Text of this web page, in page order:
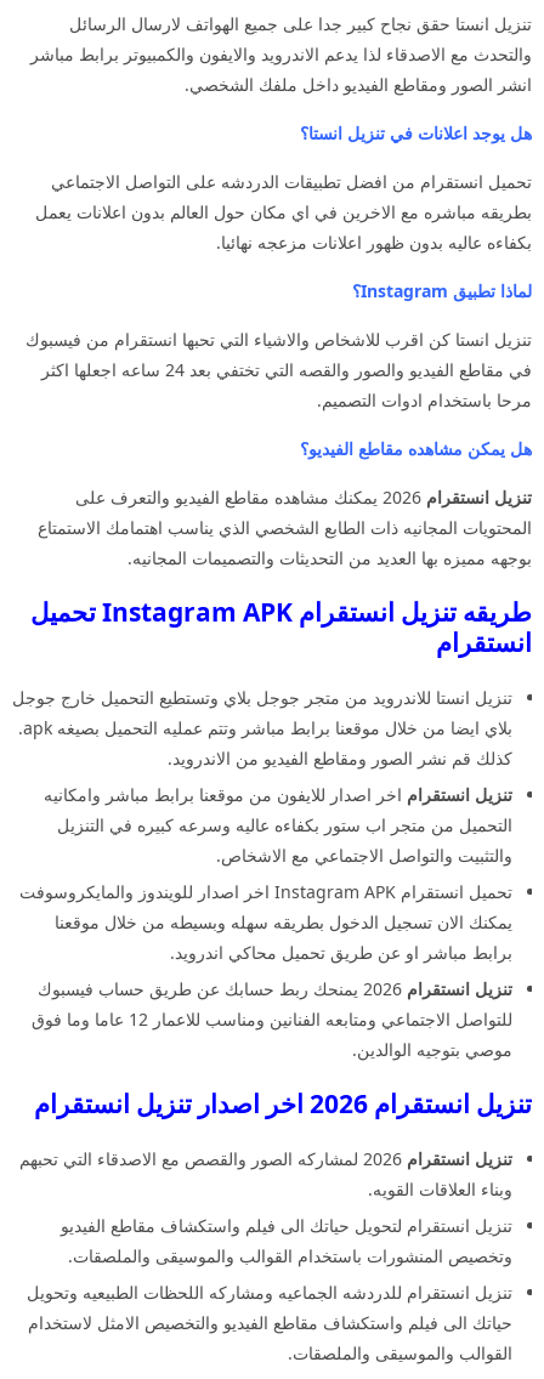
تنزيل انستا حقق نجاح كبير جدا على جميع الهواتف لارسال الرسائل
والتحدث مع الاصدقاء لذا يدعم الاندرويد والايفون والكمبيوتر برابط مباشر
انشر الصور ومقاطع الفيديو داخل ملفك الشخصي.
هل يوجد اعلانات في تنزيل انستا؟
تحميل انستقرام من افضل تطبيقات الدردشه على التواصل الاجتماعي
بطريقه مباشره مع الاخرين في اي مكان حول العالم بدون اعلانات يعمل
بكفاءه عاليه بدون ظهور اعلانات مزعجه نهائيا.
لماذا تطبيق Instagram؟
تنزيل انستا كن اقرب للاشخاص والاشياء التي تحبها انستقرام من فيسبوك
في مقاطع الفيديو والصور والقصه التي تختفي بعد 24 ساعه اجعلها اكثر
مرحا باستخدام ادوات التصميم.
هل يمكن مشاهده مقاطع الفيديو؟
تنزيل انستقرام
2026 يمكنك مشاهده مقاطع الفيديو والتعرف على
المحتويات المجانيه ذات الطابع الشخصي الذي يناسب اهتمامك الاستمتاع
بوجهه مميزه بها العديد من التحديثات والتصميمات المجانيه.
طريقه تنزيل انستقرام Instagram APK تحميل
انستقرام
تنزيل انستا للاندرويد من متجر جوجل بلاي وتستطيع التحميل خارج جوجل
بلاي ايضا من خلال موقعنا برابط مباشر وتتم عمليه التحميل بصيغه apk.
كذلك قم نشر الصور ومقاطع الفيديو من الاندرويد.
تنزيل انستقرام اخر اصدار للايفون من موقعنا برابط مباشر وامكانيه
التحميل من متجر اب ستور بكفاءه عاليه وسرعه كبيره في التنزيل
والتثبيت والتواصل الاجتماعي مع الاشخاص.
تحميل انستقرام Instagram APK اخر اصدار للويندوز والمايكروسوفت
يمكنك الان تسجيل الدخول بطريقه سهله وبسيطه من خلال موقعنا
برابط مباشر او عن طريق تحميل محاكي اندرويد.
تنزيل انستقرام
2026 يمنحك ربط حسابك عن طريق حساب فيسبوك
للتواصل الاجتماعي ومتابعه الفنانين ومناسب للاعمار 12 عاما وما فوق
موصي بتوجيه الوالدين.
تنزيل انستقرام 2026 اخر اصدار تنزيل انستقرام
تنزيل انستقرام
2026 لمشاركه الصور والقصص مع الاصدقاء التي تحبهم
وبناء العلاقات القويه.
تنزيل انستقرام لتحويل حياتك الى فيلم واستكشاف مقاطع الفيديو
وتخصيص المنشورات باستخدام القوالب والموسيقى والملصقات.
تنزيل انستقرام للدردشه الجماعيه ومشاركه اللحظات الطبيعيه وتحويل
حياتك الى فيلم واستكشاف مقاطع الفيديو والتخصيص الامثل لاستخدام
القوالب والموسيقى والملصقات.